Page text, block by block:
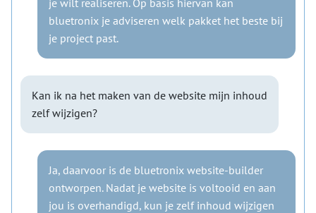
je wilt realiseren. Op basis hiervan kan
bluetronix je adviseren welk pakket het beste bij
je project past.
Kan ik na het maken van de website mijn inhoud
zelf wijzigen?
Ja, daarvoor is de bluetronix website-builder
ontworpen. Nadat je website is voltooid en aan
jou is overhandigd, kun je zelf inhoud wijzigen